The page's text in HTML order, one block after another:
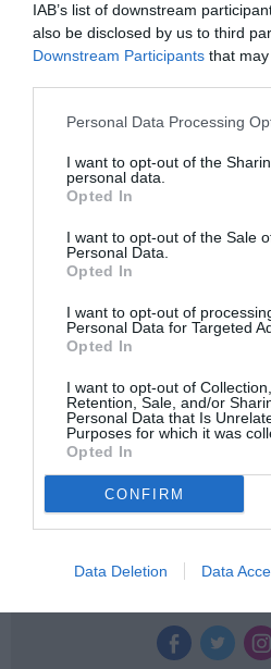
IAB’s list of downstream
also be disclosed by us to third
Downstream Participants that
Personal Data Processing
I want to opt-out of the
personal data.
Opted In
I want to opt-out of the Sale
Personal Data.
Opted In
I want to opt-out of
Personal Data for Targeted
Opted In
I want to opt-out of
Retention, Sale, and/or
Personal Data that Is
Purposes for which it was
Opted In
CONFIRM
Data Deletion Data
ΕΚΔΟΣΗΣ: 19,90€ ΠΡΩΤΗ
Ακολουθήστε το
μάθετε πρώτοι όλες τις
Δείτε όλα τατελευταία νέα
Πολιτισμό στο
Νέοι Διαγωνισμοί❯
Tags
ΔΟΚΙΜΙΑ - ΜΕΛΕΤΕΣ
Newsletter
Κάθε βδομάδα στο e-mail σας
την Τέχνη και τον Πολιτισμό!